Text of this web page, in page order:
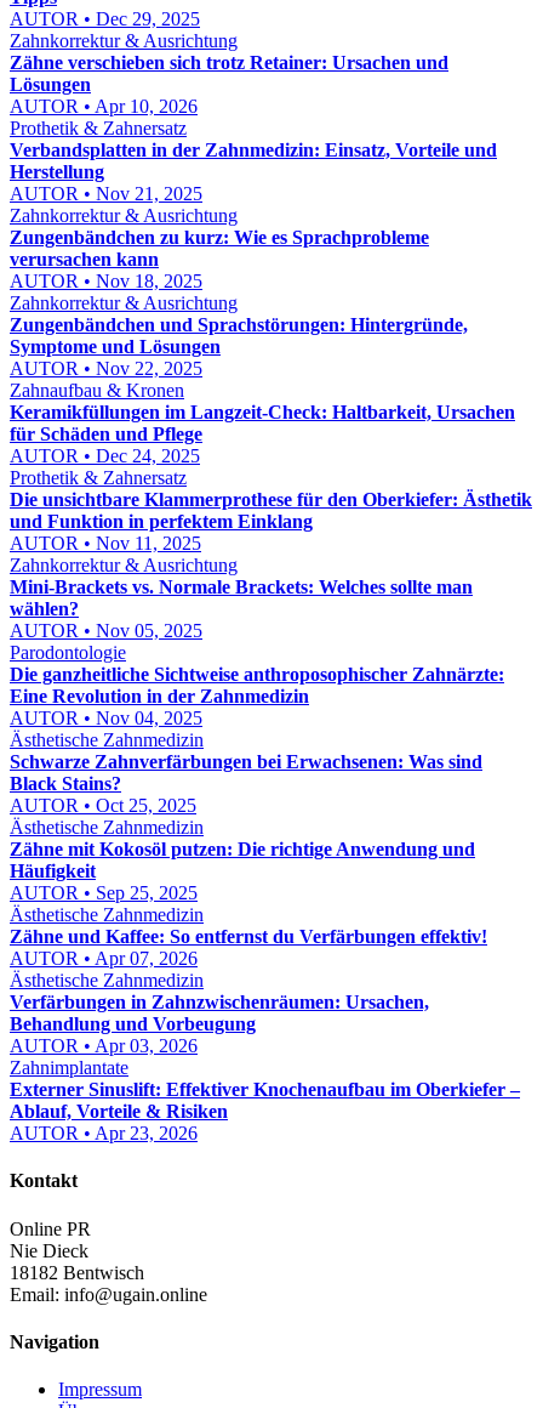
AUTOR • Dec 29, 2025
Zahnkorrektur & Ausrichtung
Zähne verschieben sich trotz Retainer: Ursachen und
Lösungen
AUTOR • Apr 10, 2026
Prothetik & Zahnersatz
Verbandsplatten in der Zahnmedizin: Einsatz, Vorteile und
Herstellung
AUTOR • Nov 21, 2025
Zahnkorrektur & Ausrichtung
Zungenbändchen zu kurz: Wie es Sprachprobleme
verursachen kann
AUTOR • Nov 18, 2025
Zahnkorrektur & Ausrichtung
Zungenbändchen und Sprachstörungen: Hintergründe,
Symptome und Lösungen
AUTOR • Nov 22, 2025
Zahnaufbau & Kronen
Keramikfüllungen im Langzeit-Check: Haltbarkeit, Ursachen
für Schäden und Pflege
AUTOR • Dec 24, 2025
Prothetik & Zahnersatz
Die unsichtbare Klammerprothese für den Oberkiefer: Ästhetik
und Funktion in perfektem Einklang
AUTOR • Nov 11, 2025
Zahnkorrektur & Ausrichtung
Mini-Brackets vs. Normale Brackets: Welches sollte man
wählen?
AUTOR • Nov 05, 2025
Parodontologie
Die ganzheitliche Sichtweise anthroposophischer Zahnärzte:
Eine Revolution in der Zahnmedizin
AUTOR • Nov 04, 2025
Ästhetische Zahnmedizin
Schwarze Zahnverfärbungen bei Erwachsenen: Was sind
Black Stains?
AUTOR • Oct 25, 2025
Ästhetische Zahnmedizin
Zähne mit Kokosöl putzen: Die richtige Anwendung und
Häufigkeit
AUTOR • Sep 25, 2025
Ästhetische Zahnmedizin
Zähne und Kaffee: So entfernst du Verfärbungen effektiv!
AUTOR • Apr 07, 2026
Ästhetische Zahnmedizin
Verfärbungen in Zahnzwischenräumen: Ursachen,
Behandlung und Vorbeugung
AUTOR • Apr 03, 2026
Zahnimplantate
Externer Sinuslift: Effektiver Knochenaufbau im Oberkiefer –
Ablauf, Vorteile & Risiken
AUTOR • Apr 23, 2026
Kontakt
Online PR
Nie Dieck
18182 Bentwisch
Email: info@ugain.online
Navigation
Impressum